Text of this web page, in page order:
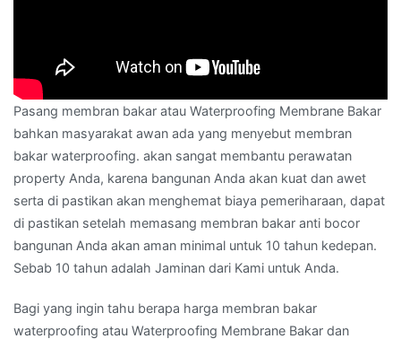
Pasang membran bakar atau Waterproofing Membrane Bakar
bahkan masyarakat awan ada yang menyebut membran
bakar waterproofing. akan sangat membantu perawatan
property Anda, karena bangunan Anda akan kuat dan awet
serta di pastikan akan menghemat biaya pemeriharaan, dapat
di pastikan setelah memasang membran bakar anti bocor
bangunan Anda akan aman minimal untuk 10 tahun kedepan.
Sebab 10 tahun adalah Jaminan dari Kami untuk Anda.
Bagi yang ingin tahu berapa harga membran bakar
waterproofing atau Waterproofing Membrane Bakar dan